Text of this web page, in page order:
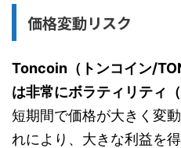
価格変動リスク
Toncoin（トンコイン/
は非常にボラティリティ
短期間で価格が大きく変
れにより、大きな利益を